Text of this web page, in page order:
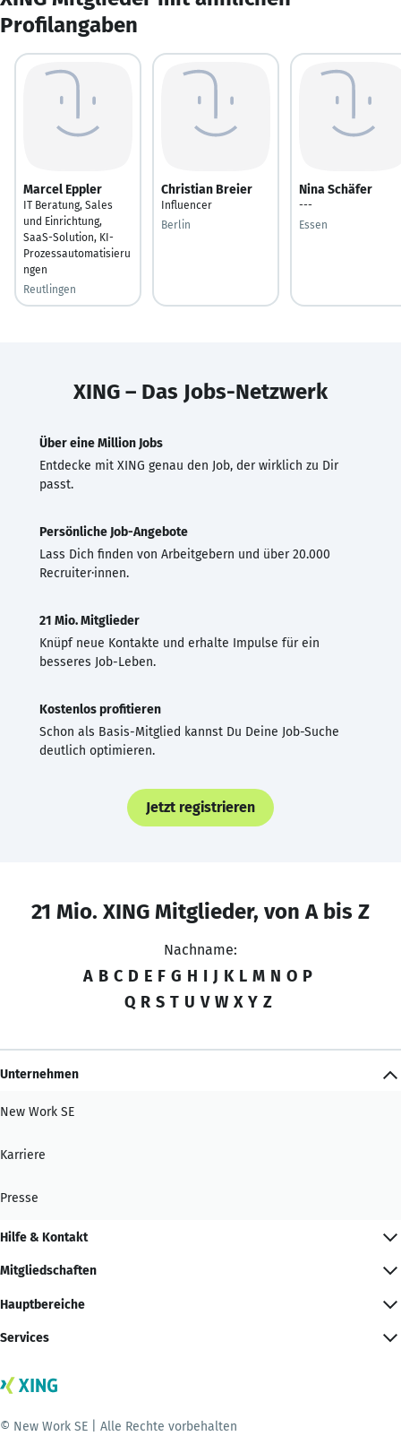
Profilangaben
Marcel Eppler
IT Beratung, Sales
und Einrichtung,
SaaS-Solution, KI-
Prozessautomatisieru
ngen
Reutlingen
Christian Breier
Influencer
Berlin
Nina Schäfer
---
Essen
XING – Das Jobs-Netzwerk
Über eine Million Jobs
Entdecke mit XING genau den Job, der wirklich zu Dir
passt.
Persönliche Job-Angebote
Lass Dich finden von Arbeitgebern und über 20.000
Recruiter·innen.
21 Mio. Mitglieder
Knüpf neue Kontakte und erhalte Impulse für ein
besseres Job-Leben.
Kostenlos profitieren
Schon als Basis-Mitglied kannst Du Deine Job-Suche
deutlich optimieren.
Jetzt registrieren
21 Mio. XING Mitglieder, von A bis Z
Nachname:
A B C D E F G H I J K L M N O P
Q R S T U V W X Y Z
Unternehmen
New Work SE
Karriere
Presse
Hilfe & Kontakt
Mitgliedschaften
Hauptbereiche
Services
© New Work SE | Alle Rechte vorbehalten